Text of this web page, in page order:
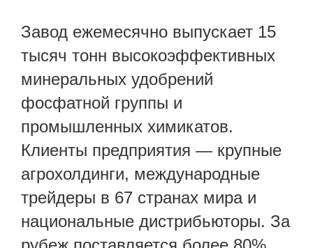
Завод ежемесячно выпускает 15
тысяч тонн высокоэффективных
минеральных удобрений
фосфатной группы и
промышленных химикатов.
Клиенты предприятия — крупные
агрохолдинги, международные
трейдеры в 67 странах мира и
национальные дистрибьюторы. За